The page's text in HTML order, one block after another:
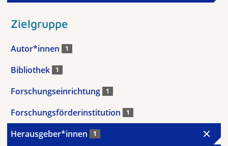
Zielgruppe
Autor*innen 1
Bibliothek 1
Forschungseinrichtung 1
Forschungsförderinstitution 1
Herausgeber*innen 1